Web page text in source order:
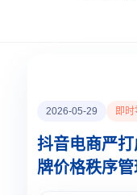
2026-05-29 即
抖音电商严
牌价格秩序